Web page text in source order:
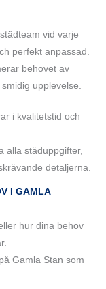
vid varje
perfekt anpassad.
behovet av
upplevelse.
i kvalitetstid och
alla städuppgifter,
detaljerna.
I GAMLA
hur dina behov
Gamla Stan som